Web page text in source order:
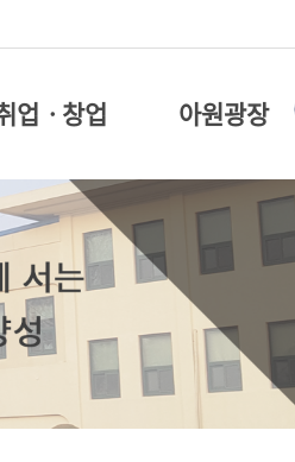
업ㆍ창업 아원광장